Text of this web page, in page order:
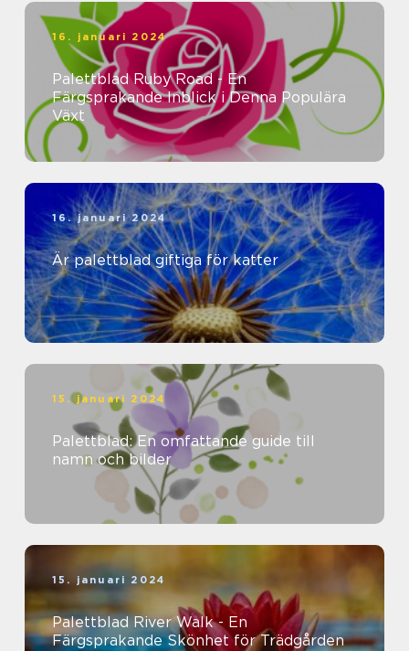
16. januari 2024
Palettblad Ruby Road - En
Färgsprakande Inblick i Denna Populära
Växt
16. januari 2024
Är palettblad giftiga för katter
15. januari 2024
Palettblad: En omfattande guide till
namn och bilder
15. januari 2024
Palettblad River Walk - En
Färgsprakande Skönhet för Trädgården